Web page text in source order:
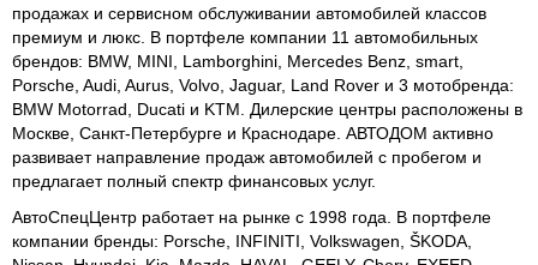
продажах и сервисном обслуживании автомобилей классов
премиум и люкс. В портфеле компании 11 автомобильных
брендов: BMW, MINI, Lamborghini, Mercedes Benz, smart,
Porsche, Audi, Aurus, Volvo, Jaguar, Land Rover и 3 мотобренда:
BMW Motorrad, Ducati и KTM. Дилерские центры расположены в
Москве, Санкт-Петербурге и Краснодаре. АВТОДОМ активно
развивает направление продаж автомобилей с пробегом и
предлагает полный спектр финансовых услуг.
АвтоСпецЦентр работает на рынке с 1998 года. В портфеле
компании бренды: Porsche, INFINITI, Volkswagen, ŠKODA,